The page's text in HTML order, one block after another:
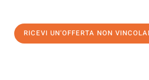
RICEVI UN'OFFERTA NON